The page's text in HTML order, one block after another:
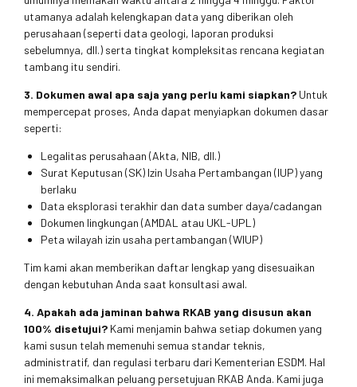
utamanya adalah kelengkapan data yang diberikan oleh
perusahaan (seperti data geologi, laporan produksi
sebelumnya, dll.) serta tingkat kompleksitas rencana kegiatan
tambang itu sendiri.
3. Dokumen awal apa saja yang perlu kami siapkan? Untuk
mempercepat proses, Anda dapat menyiapkan dokumen dasar
seperti:
Legalitas perusahaan (Akta, NIB, dll.)
Surat Keputusan (SK) Izin Usaha Pertambangan (IUP) yang
berlaku
Data eksplorasi terakhir dan data sumber daya/cadangan
Dokumen lingkungan (AMDAL atau UKL-UPL)
Peta wilayah izin usaha pertambangan (WIUP)
Tim kami akan memberikan daftar lengkap yang disesuaikan
dengan kebutuhan Anda saat konsultasi awal.
4. Apakah ada jaminan bahwa RKAB yang disusun akan
100% disetujui? Kami menjamin bahwa setiap dokumen yang
kami susun telah memenuhi semua standar teknis,
administratif, dan regulasi terbaru dari Kementerian ESDM. Hal
ini memaksimalkan peluang persetujuan RKAB Anda. Kami juga